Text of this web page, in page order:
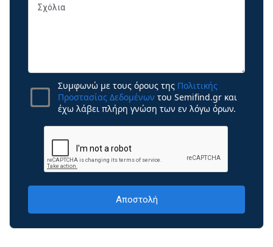
Συμφωνώ με τους όρους της Πολιτικής
Προστασίας Δεδομένων του Semifind.gr και
έχω λάβει πλήρη γνώση των εν λόγω όρων.